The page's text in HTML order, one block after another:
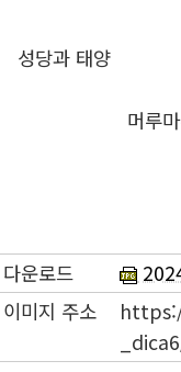
성당과 태양
머루
다운로드
이미지 주소